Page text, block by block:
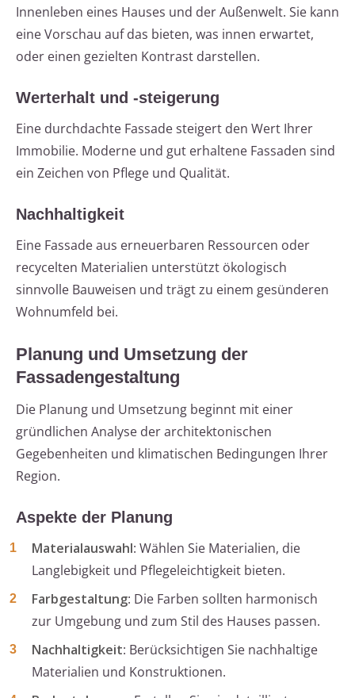
Innenleben eines Hauses und der Außenwelt. Sie kann
eine Vorschau auf das bieten, was innen erwartet,
oder einen gezielten Kontrast darstellen.
Werterhalt und -steigerung
Eine durchdachte Fassade steigert den Wert Ihrer
Immobilie. Moderne und gut erhaltene Fassaden sind
ein Zeichen von Pflege und Qualität.
Nachhaltigkeit
Eine Fassade aus erneuerbaren Ressourcen oder
recycelten Materialien unterstützt ökologisch
sinnvolle Bauweisen und trägt zu einem gesünderen
Wohnumfeld bei.
Planung und Umsetzung der
Fassadengestaltung
Die Planung und Umsetzung beginnt mit einer
gründlichen Analyse der architektonischen
Gegebenheiten und klimatischen Bedingungen Ihrer
Region.
Aspekte der Planung
Materialauswahl: Wählen Sie Materialien, die
Langlebigkeit und Pflegeleichtigkeit bieten.
Farbgestaltung: Die Farben sollten harmonisch
zur Umgebung und zum Stil des Hauses passen.
Nachhaltigkeit: Berücksichtigen Sie nachhaltige
Materialien und Konstruktionen.